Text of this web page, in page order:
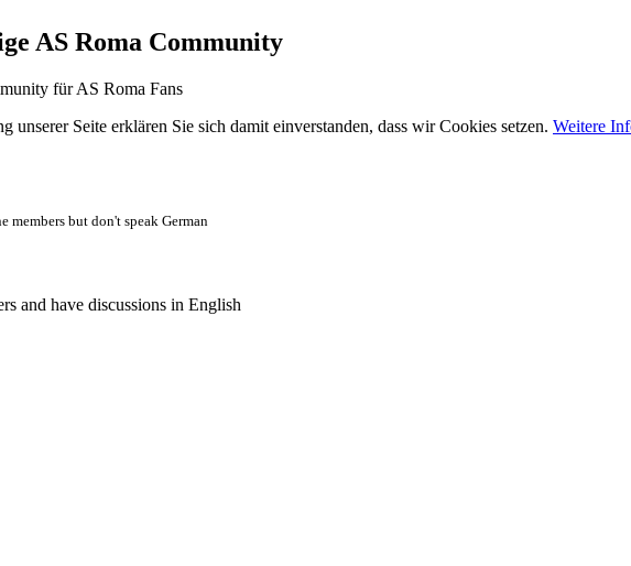
AS Roma Community
für AS Roma Fans
Seite erklären Sie sich damit einverstanden, dass wir Cookies setzen. Weitere
members but don't speak German
and have discussions in English